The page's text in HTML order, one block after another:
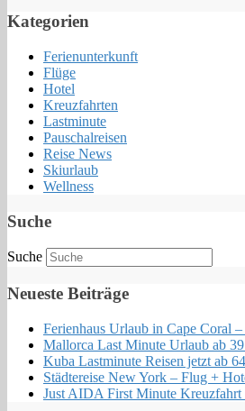
Kategorien
Ferienunterkunft
Flüge
Hotel
Kreuzfahrten
Lastminute
Pauschalreisen
Reise News
Skiurlaub
Wellness
Suche
Suche
Neueste Beiträge
Ferienhaus Urlaub in Cape Coral
Mallorca Last Minute Urlaub ab
Kuba Lastminute Reisen jetzt ab
Städtereise New York – Flug +
Just AIDA First Minute